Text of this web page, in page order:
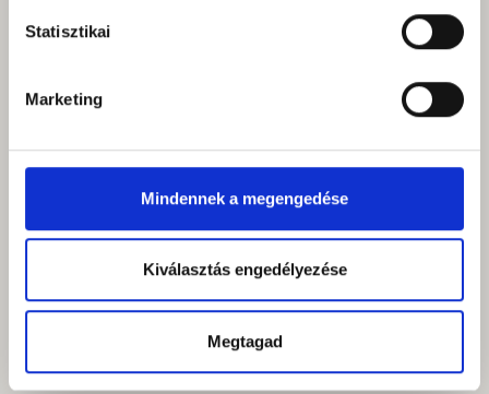
Statisztikai
Marketing
Mindennek a megengedése
Kiválasztás engedélyezése
Megtagad